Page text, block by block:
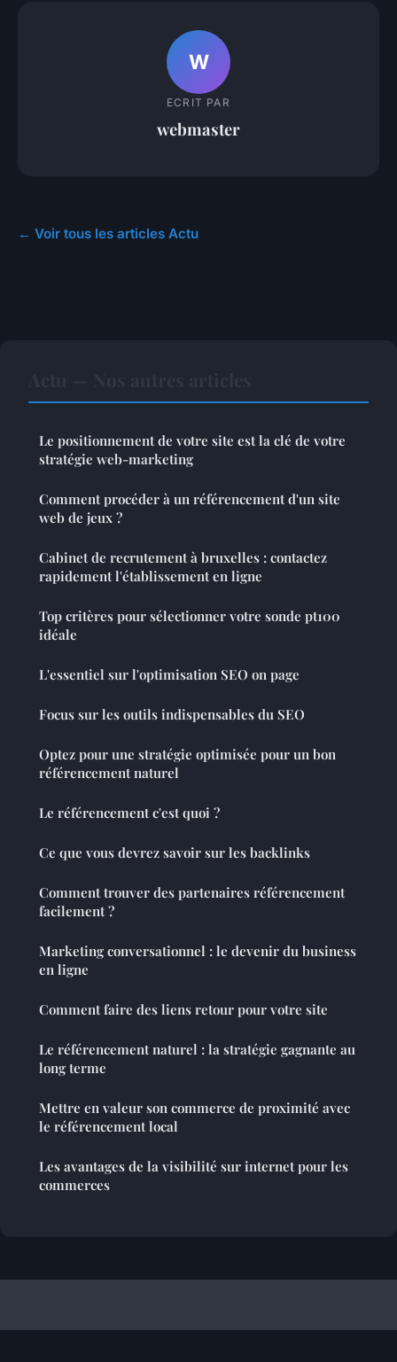
W
ECRIT PAR
webmaster
← Voir tous les articles Actu
Le positionnement de votre site est la clé de votre
stratégie web-marketing
Comment procéder à un référencement d'un site
web de jeux ?
Cabinet de recrutement à bruxelles : contactez
rapidement l'établissement en ligne
Top critères pour sélectionner votre sonde pt100
idéale
L'essentiel sur l'optimisation SEO on page
Focus sur les outils indispensables du SEO
Optez pour une stratégie optimisée pour un bon
référencement naturel
Le référencement c'est quoi ?
Ce que vous devrez savoir sur les backlinks
Comment trouver des partenaires référencement
facilement ?
Marketing conversationnel : le devenir du business
en ligne
Comment faire des liens retour pour votre site
Le référencement naturel : la stratégie gagnante au
long terme
Mettre en valeur son commerce de proximité avec
le référencement local
Les avantages de la visibilité sur internet pour les
commerces
Referencement Site Francophone